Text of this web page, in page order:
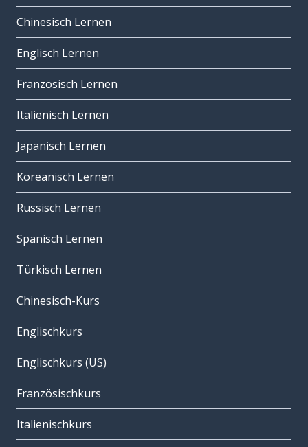
Chinesisch Lernen
Englisch Lernen
Französisch Lernen
Italienisch Lernen
Japanisch Lernen
Koreanisch Lernen
Russisch Lernen
Spanisch Lernen
Türkisch Lernen
Chinesisch-Kurs
Englischkurs
Englischkurs (US)
Französischkurs
Italienischkurs